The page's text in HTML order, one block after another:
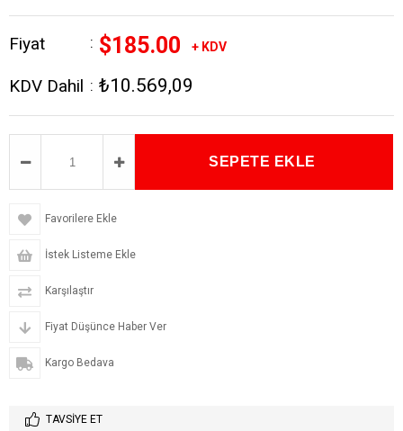
Fiyat : $185.00 + KDV
KDV Dahil : ₺10.569,09
Favorilere Ekle
İstek Listeme Ekle
Karşılaştır
Fiyat Düşünce Haber Ver
Kargo Bedava
TAVSIYE ET